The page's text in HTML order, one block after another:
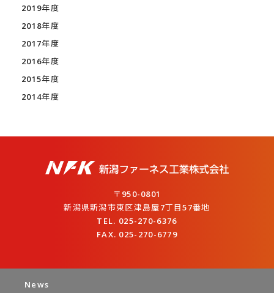
2019年度
2018年度
2017年度
2016年度
2015年度
2014年度
〒950-0801
新潟県新潟市東区津島屋7丁目57番地
TEL. 025-270-6376
FAX. 025-270-6779
News